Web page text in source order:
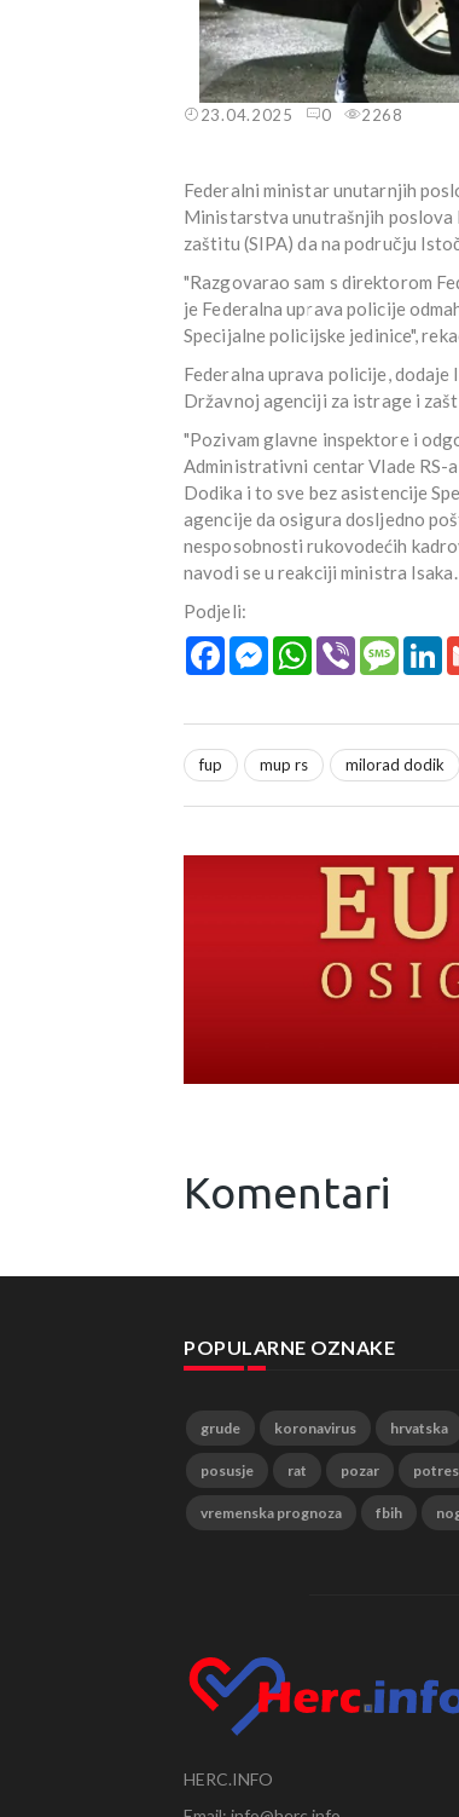
23.04.2025 0 2268
Federalni ministar unutarnjih
Ministarstva unutrašnjih poslova
zaštitu (SIPA) da na području
"Razgovarao sam s direktorom
je Federalna uprava policije
Specijalne policijske jedinice",
Federalna uprava policije,
Državnoj agenciji za istrage i
"Pozivam glavne inspektore i
Administrativni centar Vlade RS-
Dodika i to sve bez asistencije
agencije da osigura dosljedno
nesposobnosti rukovodećih
navodi se u reakciji ministra Isaka.
Podjeli:
FacebookMessengerWhatsApp
Viber
fup mup rs milorad dodik
Komentari
POPULARNE OZNAKE
grude koronavirus hrvatska
posusje rat pozar potres
vremenska prognoza fbih
HERC.INFO